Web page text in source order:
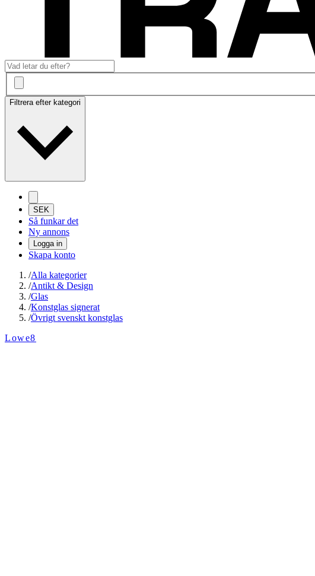
Filtrera efter kategori
SEK
Så funkar det
Ny annons
Logga in
Skapa konto
/Alla kategorier
/Antikt & Design
/Glas
/Konstglas signerat
/Övrigt svenskt konstglas
Lowe8